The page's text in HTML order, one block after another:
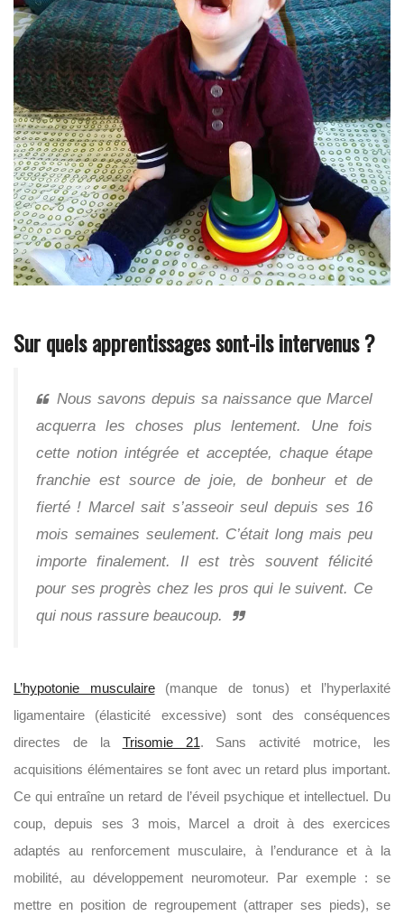
Sur quels apprentissages sont-ils intervenus ?
Nous savons depuis sa naissance que Marcel
acquerra les choses plus lentement. Une fois
cette notion intégrée et acceptée, chaque étape
franchie est source de joie, de bonheur et de
fierté ! Marcel sait s’asseoir seul depuis ses 16
mois semaines seulement. C’était long mais peu
importe finalement. Il est très souvent félicité
pour ses progrès chez les pros qui le suivent. Ce
qui nous rassure beaucoup.
L’hypotonie musculaire(manque de tonus) et l’hyperlaxité
ligamentaire (élasticité excessive) sont des conséquences
directes de la Trisomie 21. Sans activité motrice, les
acquisitions élémentaires se font avec un retard plus important.
Ce qui entraîne un retard de l’éveil psychique et intellectuel. Du
coup, depuis ses 3 mois, Marcel a droit à des exercices
adaptés au renforcement musculaire, à l’endurance et à la
mobilité, au développement neuromoteur. Par exemple : se
mettre en position de regroupement (attraper ses pieds), se